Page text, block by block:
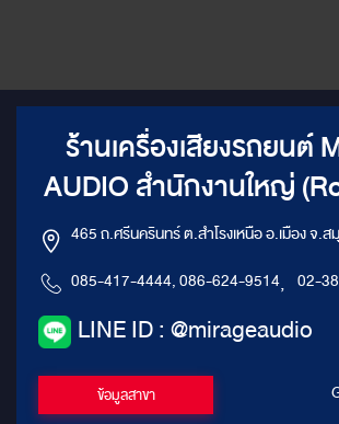
ศิลปินต้องการสื่อสาร 2. ALPINE LIFT UP X3-710S-LUP-AV: Sound
Stage ที่ถูกยกระดับ ชุดลำโพงพรีเมียม 3 ทาง ที่ออก
เสียงที่สมบูรณ์แบบและสมจริงที่สุดในรถ Alphard/
สุดล้ำ เวทีเสียงเหนือระดับ (Lift-Up Technology): จุดเด่นคือ ทวีตเตอร์
(Tweeter) ที่ถูกติดตั้งในตำแหน่งที่เหมาะสม (เช่น บริเ
ตรงมาที่ผู้ฟัง (On-Axis) ทำให้เกิด Sound Stage ที่
เสมือนนักดนตรีกำลังบรรเลงอยู่ตรงหน้าคุณ ระบบลำโพง 3 ทางเต็มรูป
แบบ: ประกอบด้วย วูฟเฟอร์ (Mid-Bass), มิดเรนจ์
ร้องคมชัด เสียงดนตรีมีมิติ และเบสหนักแน่นเต็มอิ่ม
ร้านเครื่องเสียงรถยนต์
AUDIO สำนักงานใหญ่
465 ถ.ศรีนครินทร์ ต.สำโรงเหนือ อ.เมือง จ.
085-417-4444, 086-624-9514, 02-
LINE ID : @mirageaudio
ข้อมูลสาขา